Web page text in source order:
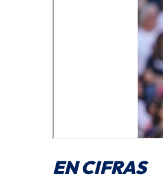
EN CIFRAS